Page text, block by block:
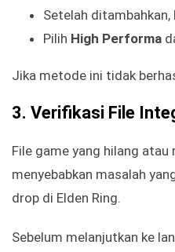
Setelah ditambahkan,
Pilih High Performa
Jika metode ini tidak
3. Verifikasi File
File game yang hilang atau
menyebabkan masalah
drop di Elden Ring.
Sebelum melanjutkan ke